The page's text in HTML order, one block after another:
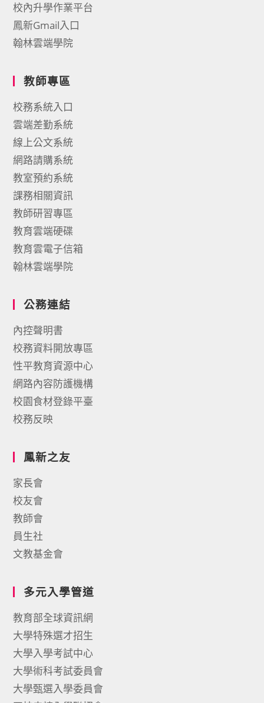
校內升學作業平台
鳳新Gmail入口
翰林雲端學院
教師專區
校務系統入口
雲端差勤系統
線上公文系統
網路請購系統
教室預約系統
課務相關資訊
教師研習專區
教育雲端硬碟
教育雲電子信箱
翰林雲端學院
公務連結
內控聲明書
校務資料開放專區
性平教育資源中心
網路內容防護機構
校園食材登錄平臺
校務反映
鳳新之友
家長會
校友會
教師會
員生社
文教基金會
多元入學管道
教育部全球資訊網
大學特殊選才招生
大學入學考試中心
大學術科考試委員會
大學甄選入學委員會